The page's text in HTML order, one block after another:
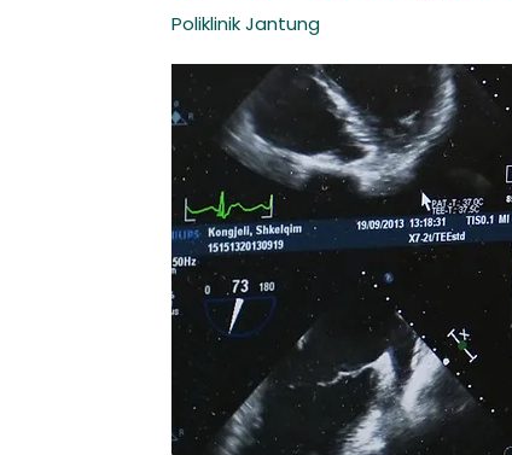
Poliklinik Jantung